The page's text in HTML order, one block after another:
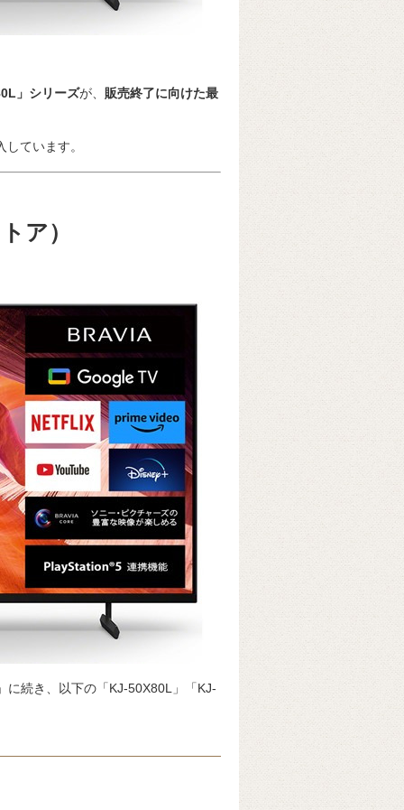
」シリーズが、 販売終了に向けた最
ています。
ア）
に続き、以下の「KJ-50X80L」「KJ-